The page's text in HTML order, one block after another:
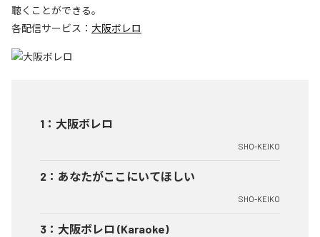
聴くことができる。
各配信サービス： 大阪ボレロ
1 ： 大阪ボレロ
SHO-KEIKO
2 ： あなたがここにいてほしい
SHO-KEIKO
3 ： 大阪ボレロ (Karaoke)